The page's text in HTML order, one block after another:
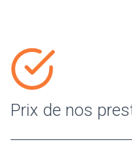
Prix de nos